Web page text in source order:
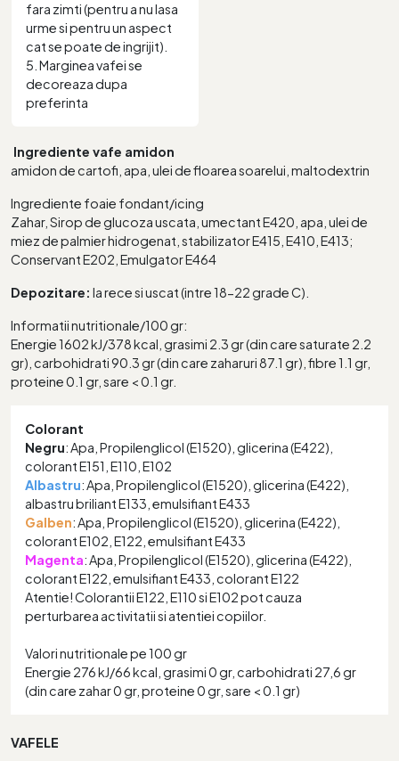
fara zimti (pentru a nu lasa
urme si pentru un aspect
cat se poate de ingrijit).
5. Marginea vafei se
decoreaza dupa
preferinta
Ingrediente vafe amidon
amidon de cartofi, apa, ulei de floarea soarelui, maltodextrin
Ingrediente foaie fondant/icing
Zahar, Sirop de glucoza uscata, umectant E420, apa, ulei de
miez de palmier hidrogenat, stabilizator E415, E410, E413;
Conservant E202, Emulgator E464
Depozitare: la rece si uscat (intre 18-22 grade C).
Informatii nutritionale/100 gr:
Energie 1602 kJ/378 kcal, grasimi 2.3 gr (din care saturate 2.2
gr), carbohidrati 90.3 gr (din care zaharuri 87.1 gr), fibre 1.1 gr,
proteine 0.1 gr, sare < 0.1 gr.
Colorant
Negru: Apa, Propilenglicol (E1520), glicerina (E422),
colorant E151, E110, E102
Albastru: Apa, Propilenglicol (E1520), glicerina (E422),
albastru briliant E133, emulsifiant E433
Galben: Apa, Propilenglicol (E1520), glicerina (E422),
colorant E102, E122, emulsifiant E433
Magenta: Apa, Propilenglicol (E1520), glicerina (E422),
colorant E122, emulsifiant E433, colorant E122
Atentie! Colorantii E122, E110 si E102 pot cauza
perturbarea activitatii si atentiei copiilor.
Valori nutritionale pe 100 gr
Energie 276 kJ/66 kcal, grasimi 0 gr, carbohidrati 27,6 gr
(din care zahar 0 gr, proteine 0 gr, sare < 0.1 gr)
VAFELE